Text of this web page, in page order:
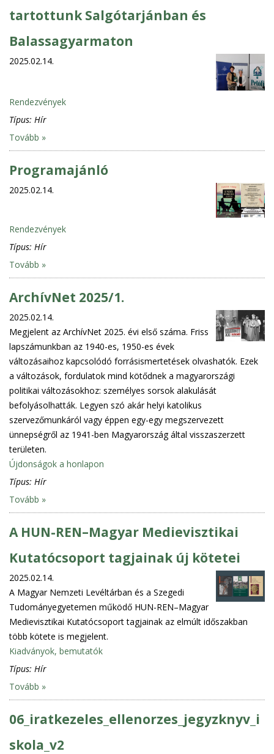
tartottunk Salgótarjánban és
Balassagyarmaton
2025.02.14.
Rendezvények
Típus: Hír
Tovább »
Programajánló
2025.02.14.
Rendezvények
Típus: Hír
Tovább »
ArchívNet 2025/1.
2025.02.14.
Megjelent az ArchívNet 2025. évi első száma. Friss
lapszámunkban az 1940-es, 1950-es évek
változásaihoz kapcsolódó forrásismertetések olvashatók. Ezek
a változások, fordulatok mind kötődnek a magyarországi
politikai változásokhoz: személyes sorsok alakulását
befolyásolhatták. Legyen szó akár helyi katolikus
szervezőmunkáról vagy éppen egy-egy megszervezett
ünnepségről az 1941-ben Magyarország által visszaszerzett
területen.
Újdonságok a honlapon
Típus: Hír
Tovább »
A HUN-REN–Magyar Medievisztikai
Kutatócsoport tagjainak új kötetei
2025.02.14.
A Magyar Nemzeti Levéltárban és a Szegedi
Tudományegyetemen működő HUN-REN–Magyar
Medievisztikai Kutatócsoport tagjainak az elmúlt időszakban
több kötete is megjelent.
Kiadványok, bemutatók
Típus: Hír
Tovább »
06_iratkezeles_ellenorzes_jegyzknyv_i
skola_v2